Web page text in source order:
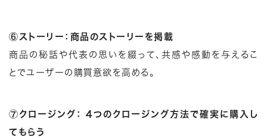
⑥ストーリー：商品のストーリーを掲載
商品の秘話や代表の思いを綴って、共感や感動を与えるこ
とでユーザーの購買意欲を高める。
⑦クロージング： 4つのクロージング方法で確実に購入し
てもらう